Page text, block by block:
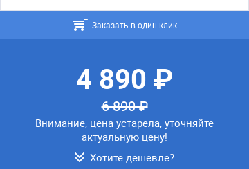
Заказать в один клик
4 890 ₽
6 890 ₽
Внимание, цена устарела, уточняйте
актуальную цену!
Хотите дешевле?